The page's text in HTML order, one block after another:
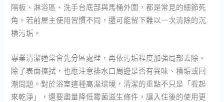
隔板、淋浴區、洗手台底部與馬桶外圍，都是常見的細節死
角。若前屋主使用習慣不同，還可能留下難以一次清除的沉
積污垢。
專業清潔通常會先分區處理，再依污垢程度加強局部去除。
除了表面擦拭，也應注意排水口周邊是否有異味、積垢或回
潮問題。對於浴室這種高濕環境，清潔的重點不只是「看起
來乾淨」，還要盡量降低霉菌滋生條件，讓入住後的使用更